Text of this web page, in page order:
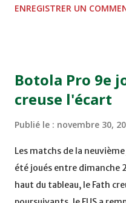
TERRAIN EL ABDI - EL
Mardi 06/12/2011 15H00
DE FES - FES WAC - MAS
ENREGISTRER UN
Botola Pro 9e
creuse l'écart
Publié le : novembre 30,
Les matchs de la
été joués entre dimanche
haut du tableau, le Fath